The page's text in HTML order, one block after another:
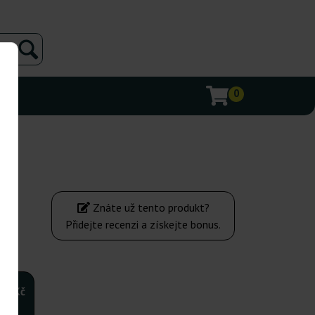
0
210Kč
Znáte už tento produkt?
Přidejte recenzi a získejte bonus.